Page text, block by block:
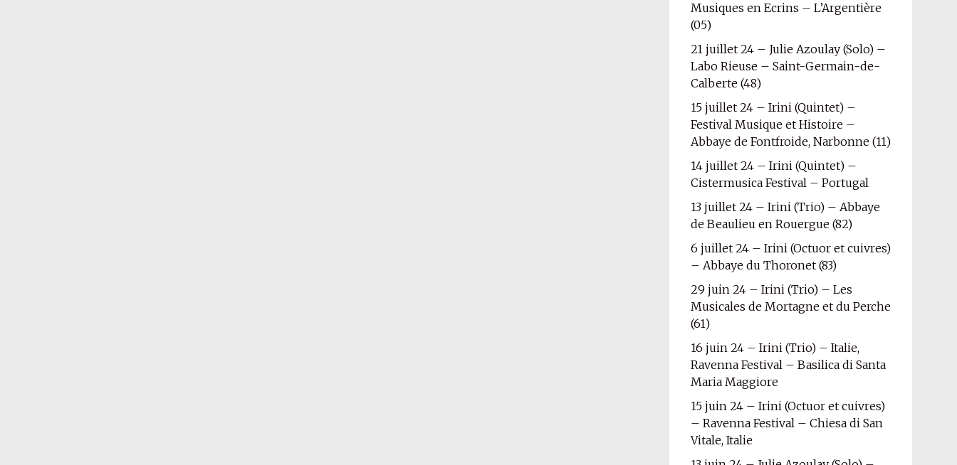
Musiques en Ecrins – L’Argentière
(05)
21 juillet 24 – Julie Azoulay (Solo) –
Labo Rieuse – Saint-Germain-de-
Calberte (48)
15 juillet 24 – Irini (Quintet) –
Festival Musique et Histoire –
Abbaye de Fontfroide, Narbonne (11)
14 juillet 24 – Irini (Quintet) –
Cistermusica Festival – Portugal
13 juillet 24 – Irini (Trio) – Abbaye
de Beaulieu en Rouergue (82)
6 juillet 24 – Irini (Octuor et cuivres)
– Abbaye du Thoronet (83)
29 juin 24 – Irini (Trio) – Les
Musicales de Mortagne et du Perche
(61)
16 juin 24 – Irini (Trio) – Italie,
Ravenna Festival – Basilica di Santa
Maria Maggiore
15 juin 24 – Irini (Octuor et cuivres)
– Ravenna Festival – Chiesa di San
Vitale, Italie